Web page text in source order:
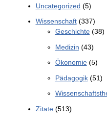
Uncategorized (5)
Wissenschaft(337)
Geschichte(38)
Medizin (43)
Ökonomie(5)
Pädagogik(51)
Zitate(513)